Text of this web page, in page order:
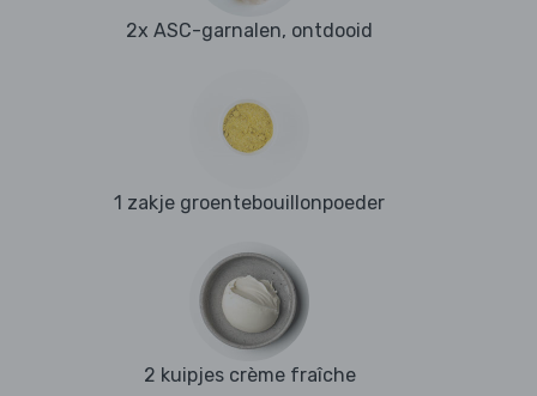
2x ASC-garnalen, ontdooid
1 zakje groentebouillonpoeder
2 kuipjes crème fraîche